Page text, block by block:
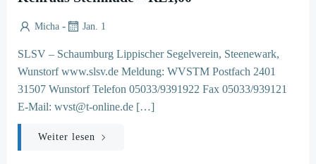
Micha - Jan. 1
SLSV – Schaumburg Lippischer Segelverein, Steenewark,
Wunstorf www.slsv.de Meldung: WVSTM Postfach 2401
31507 Wunstorf Telefon 05033/9391922 Fax 05033/939121
E-Mail: wvst@t-online.de […]
Weiter lesen